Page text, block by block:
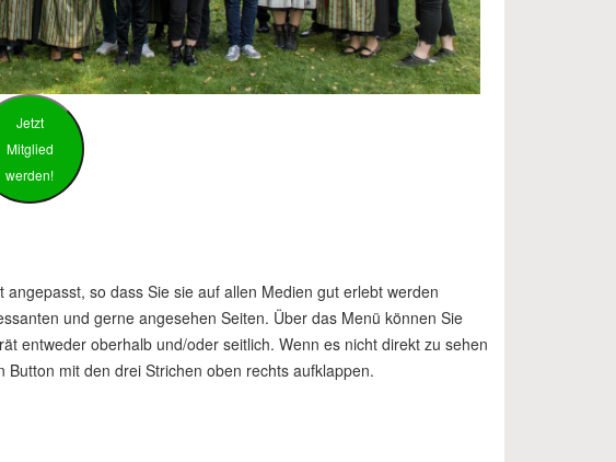
Jetzt
Mitglied
werden!
so dass Sie sie auf allen Medien gut erlebt werden
und gerne angesehen Seiten. Über das Menü können Sie
entweder oberhalb und/oder seitlich. Wenn es nicht direkt zu sehen
mit den drei Strichen oben rechts aufklappen.